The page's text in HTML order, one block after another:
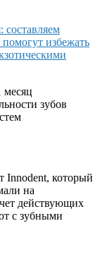
избежать
месяц
зубов
Innodent, который
на
действующих
с зубными